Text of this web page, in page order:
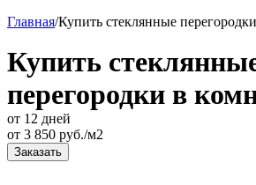
Главная/Купить стеклянные
Купить
перегородки в
от 12 дней
от 3 850 руб./м2
Заказать